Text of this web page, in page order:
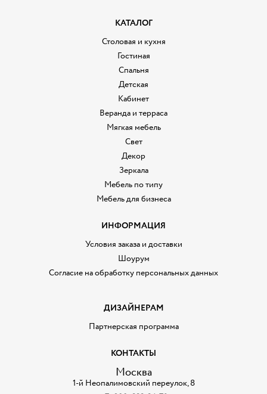
КАТАЛОГ
Столовая и кухня
Гостиная
Спальня
Детская
Кабинет
Веранда и терраса
Мягкая мебель
Свет
Декор
Зеркала
Мебель по типу
Мебель для бизнеса
ИНФОРМАЦИЯ
Условия заказа и доставки
Шоурум
Согласие на обработку персональных данных
ДИЗАЙНЕРАМ
Партнерская программа
КОНТАКТЫ
Москва
1-й Неопалимовский переулок, 8